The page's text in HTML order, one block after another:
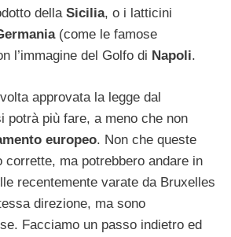
della Sicilia, o i latticini
(come le famose
l’immagine del Golfo di Napoli.
approvata la legge dal
potrà più fare, a meno che non
europeo. Non che queste
corrette, ma potrebbero andare in
recentemente varate da Bruxelles
direzione, ma sono
Facciamo un passo indietro ed